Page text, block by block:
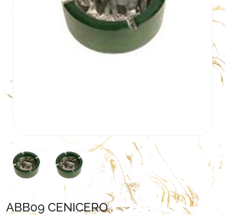
ABB09 CENICERO